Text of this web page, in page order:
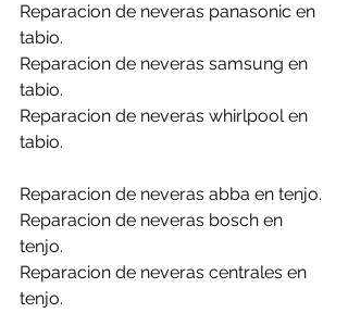
Reparacion de neveras panasonic en
tabio.
Reparacion de neveras samsung en
tabio.
Reparacion de neveras whirlpool en
tabio.
Reparacion de neveras abba en tenjo.
Reparacion de neveras bosch en
tenjo.
Reparacion de neveras centrales en
tenjo.